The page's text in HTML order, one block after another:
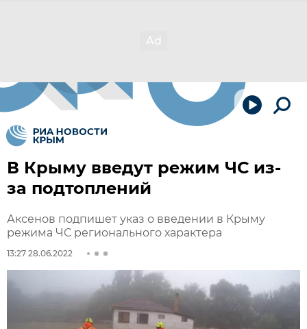
В Крыму введут режим ЧС из-
за подтоплений
Аксенов подпишет указ о введении в Крыму
режима ЧС регионального характера
13:27 28.06.2022